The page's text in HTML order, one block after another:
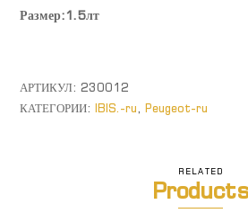
Размер:1.5лт
АРТИКУЛ:230012
КАТЕГОРИИ:IBIS.-ru,Peugeot-ru
RELATED